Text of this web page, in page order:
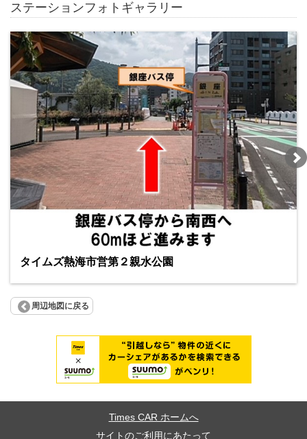
ステーションフォトギャラリー
タイムズ熱海市営第２親水公園
周辺地図に戻る
Times CAR ホームへ
サイトのご利用にあたって